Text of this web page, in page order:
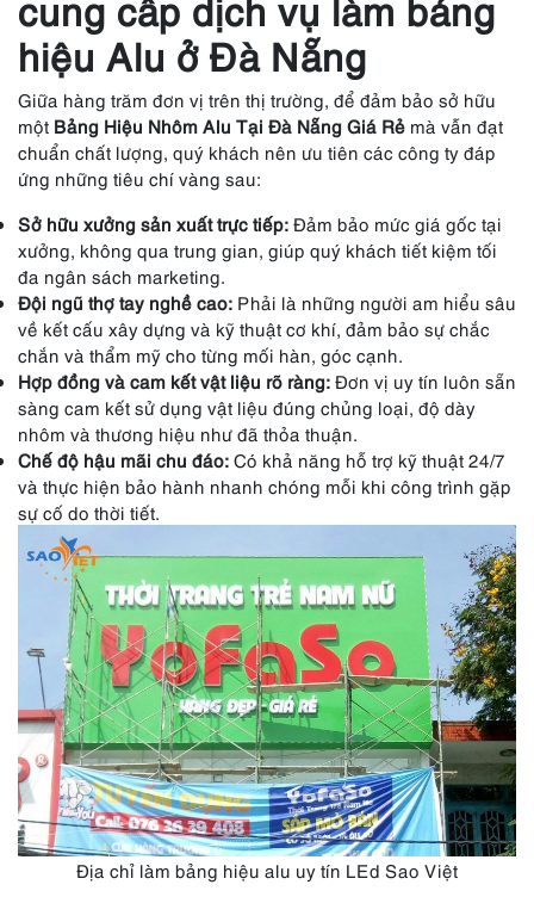
hiệu Alu ở Đà Nẵng
Giữa hàng trăm đơn vị trên thị trường, để đảm bảo sở hữu
một Bảng Hiệu Nhôm Alu Tại Đà Nẵng Giá Rẻ mà vẫn đạt
chuẩn chất lượng, quý khách nên ưu tiên các công ty đáp
ứng những tiêu chí vàng sau:
Sở hữu xưởng sản xuất trực tiếp: Đảm bảo mức giá gốc tại
xưởng, không qua trung gian, giúp quý khách tiết kiệm tối
đa ngân sách marketing.
Đội ngũ thợ tay nghề cao: Phải là những người am hiểu sâu
về kết cấu xây dựng và kỹ thuật cơ khí, đảm bảo sự chắc
chắn và thẩm mỹ cho từng mối hàn, góc cạnh.
Hợp đồng và cam kết vật liệu rõ ràng: Đơn vị uy tín luôn sẵn
sàng cam kết sử dụng vật liệu đúng chủng loại, độ dày
nhôm và thương hiệu như đã thỏa thuận.
Chế độ hậu mãi chu đáo: Có khả năng hỗ trợ kỹ thuật 24/7
và thực hiện bảo hành nhanh chóng mỗi khi công trình gặp
sự cố do thời tiết.
Địa chỉ làm bảng hiệu alu uy tín LEd Sao Việt